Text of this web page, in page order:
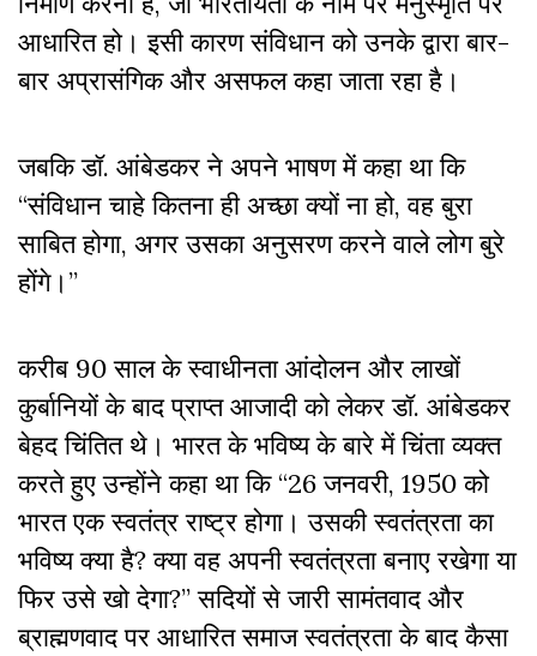
आधारित हो। इसी कारण संविधान को उनके द्वारा बार-
बार अप्रासंगिक और असफल कहा जाता रहा है।
जबकि डॉ. आंबेडकर ने अपने भाषण में कहा था कि
“संविधान चाहे कितना ही अच्छा क्यों ना हो, वह बुरा
साबित होगा, अगर उसका अनुसरण करने वाले लोग बुरे
होंगे।”
करीब 90 साल के स्वाधीनता आंदोलन और लाखों
कुर्बानियों के बाद प्राप्त आजादी को लेकर डॉ. आंबेडकर
बेहद चिंतित थे। भारत के भविष्य के बारे में चिंता व्यक्त
करते हुए उन्होंने कहा था कि “26 जनवरी, 1950 को
भारत एक स्वतंत्र राष्ट्र होगा। उसकी स्वतंत्रता का
भविष्य क्या है? क्या वह अपनी स्वतंत्रता बनाए रखेगा या
फिर उसे खो देगा?” सदियों से जारी सामंतवाद और
ब्राह्मणवाद पर आधारित समाज स्वतंत्रता के बाद कैसा